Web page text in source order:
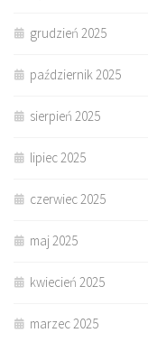
grudzień 2025
październik 2025
sierpień 2025
lipiec 2025
czerwiec 2025
maj 2025
kwiecień 2025
marzec 2025